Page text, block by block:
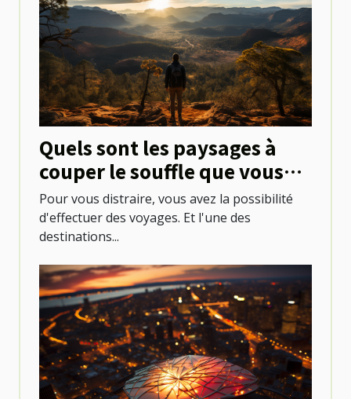
Quels sont les paysages à
couper le souffle que vous
pouvez découvrir au
Mexique ?
Pour vous distraire, vous avez la possibilité
d'effectuer des voyages. Et l'une des
destinations...